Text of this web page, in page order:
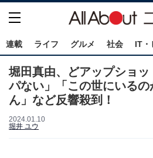
連載 ライフ グルメ 社会 IT・
堀田真由、どアップショ
パない」「この世にいる
ん」など反響殺到！
2024.01.10
堀井 ユウ